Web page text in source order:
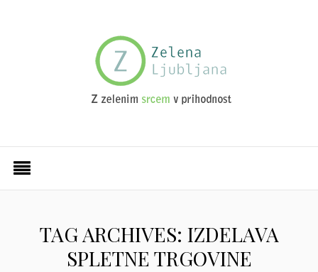
TAG ARCHIVES: IZDELAVA
SPLETNE TRGOVINE